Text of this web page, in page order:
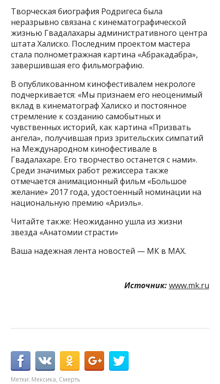
Творческая биография Родригеса была
неразрывно связана с кинематографической
жизнью Гвадалахары административного центра
штата Халиско. Последним проектом мастера
стала полнометражная картина «Абракадабра»,
завершившая его фильмографию.
В опубликованном кинофестивалем некрологе
подчеркивается: «Мы признаем его неоценимый
вклад в кинематограф Халиско и постоянное
стремление к созданию самобытных и
чувственных историй, как картина «Призвать
ангела», получившая приз зрительских симпатий
на Международном кинофестивале в
Гвадалахаре. Его творчество останется с нами».
Среди значимых работ режиссера также
отмечается анимационный фильм «Большое
желание» 2017 года, удостоенный номинации на
национальную премию «Ариэль».
Читайте также: Неожиданно ушла из жизни
звезда «Анатомии страсти»
Ваша надежная лента новостей — МК в MAX.
Источник: www.mk.ru
Метки: Мексика, Смерть